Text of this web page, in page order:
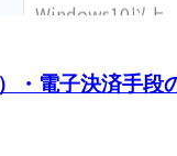
・電子決済手段